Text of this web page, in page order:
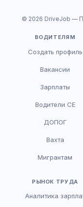
© 2026 DriveJob —
ВОДИТЕЛЯМ
Создать профиль
Вакансии
Зарплаты
Водители CE
ДОПОГ
Вахта
Мигрантам
РЫНОК ТРУДА
Аналитика
HR-
Здравствуйте!
помочь?